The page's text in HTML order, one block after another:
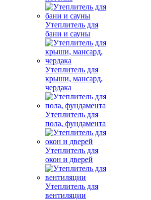
Утеплитель для
бани и сауны
Утеплитель для
крыши, мансард,
чердака
Утеплитель для
пола, фундамента
Утеплитель для
окон и дверей
Утеплитель для
вентиляции